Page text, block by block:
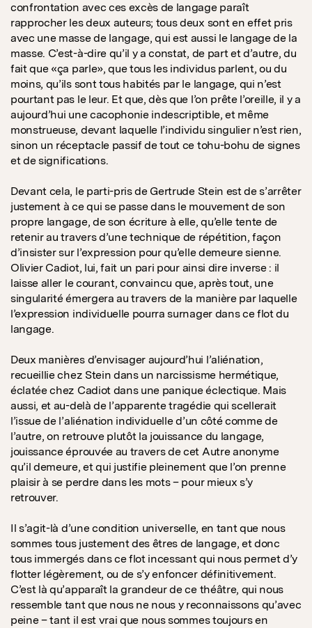
confrontation avec ces excès de langage paraît
rapprocher les deux auteurs; tous deux sont en effet pris
avec une masse de langage, qui est aussi le langage de la
masse. C’est-à-dire qu’il y a constat, de part et d’autre, du
fait que «ça parle», que tous les individus parlent, ou du
moins, qu’ils sont tous habités par le langage, qui n’est
pourtant pas le leur. Et que, dès que l’on prête l’oreille, il y a
aujourd’hui une cacophonie indescriptible, et même
monstrueuse, devant laquelle l’individu singulier n’est rien,
sinon un réceptacle passif de tout ce tohu-bohu de signes
et de significations.
Devant cela, le parti-pris de Gertrude Stein est de s’arrêter
justement à ce qui se passe dans le mouvement de son
propre langage, de son écriture à elle, qu’elle tente de
retenir au travers d’une technique de répétition, façon
d’insister sur l’expression pour qu’elle demeure sienne.
Olivier Cadiot, lui, fait un pari pour ainsi dire inverse : il
laisse aller le courant, convaincu que, après tout, une
singularité émergera au travers de la manière par laquelle
l’expression individuelle pourra surnager dans ce flot du
langage.
Deux manières d’envisager aujourd’hui l’aliénation,
recueillie chez Stein dans un narcissisme hermétique,
éclatée chez Cadiot dans une panique éclectique. Mais
aussi, et au-delà de l’apparente tragédie qui scellerait
l’issue de l’aliénation individuelle d’un côté comme de
l’autre, on retrouve plutôt la jouissance du langage,
jouissance éprouvée au travers de cet Autre anonyme
qu’il demeure, et qui justifie pleinement que l’on prenne
plaisir à se perdre dans les mots – pour mieux s’y
retrouver.
Il s’agit-là d’une condition universelle, en tant que nous
sommes tous justement des êtres de langage, et donc
tous immergés dans ce flot incessant qui nous permet d’y
flotter légèrement, ou de s’y enfoncer définitivement.
C’est là qu’apparaît la grandeur de ce théâtre, qui nous
ressemble tant que nous ne nous y reconnaissons qu’avec
peine – tant il est vrai que nous sommes toujours en